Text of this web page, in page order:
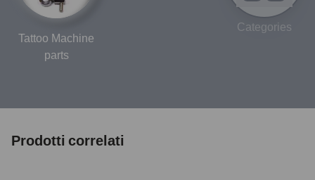
Tattoo Machine
parts
Categories
Prodotti correlati